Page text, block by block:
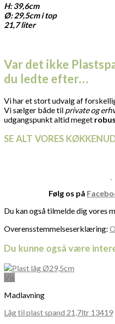
H: 39,6cm
Ø: 29,5cm i top
21,7 liter
Var det ikke
du ledte efter…
Vi har et stort udvalg af
Vi sælger både til private og
udgangspunkt altid meget
SE ALT VORES
Følg os på
Du kan også tilmelde dig vores
Overensstemmelseserklæring:
Du kunne også være
Vis
Madlavning
Låg til plast spand 21,7ltr 13419